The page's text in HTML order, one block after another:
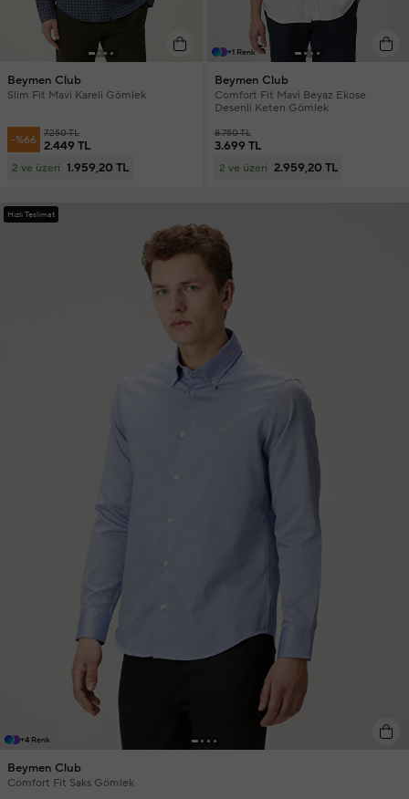
Beymen Club
Slim Fit Mavi Kareli Gömlek
-%66 7.250 TL
2.449 TL
2 ve üzeri 1.959,20 TL
+1 Renk
Beymen Club
Comfort Fit Mavi Beyaz Ekose
Desenli Keten Gömlek
8.750 TL
3.699 TL
2 ve üzeri 2.959,20 TL
Hızlı Teslimat
+4 Renk
Beymen Club
Comfort Fit Saks Gömlek